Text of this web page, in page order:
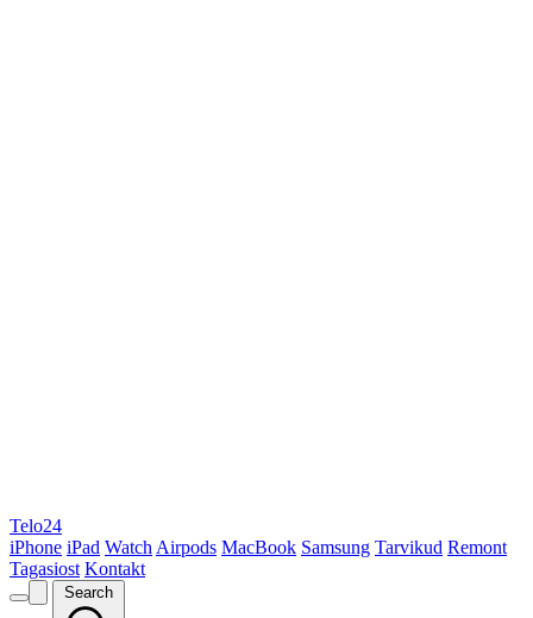
Telo24
iPhone iPad Watch Airpods MacBook Samsung Tarvikud Remont
Tagasiost Kontakt
Search